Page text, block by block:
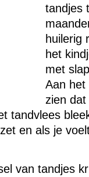
tandjes
huilerig
het
met
Aan het
zien
tandvlees
en als je
van tandjes